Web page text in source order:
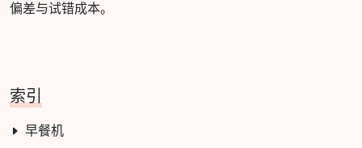
偏差与试错成本。
索引
早餐机